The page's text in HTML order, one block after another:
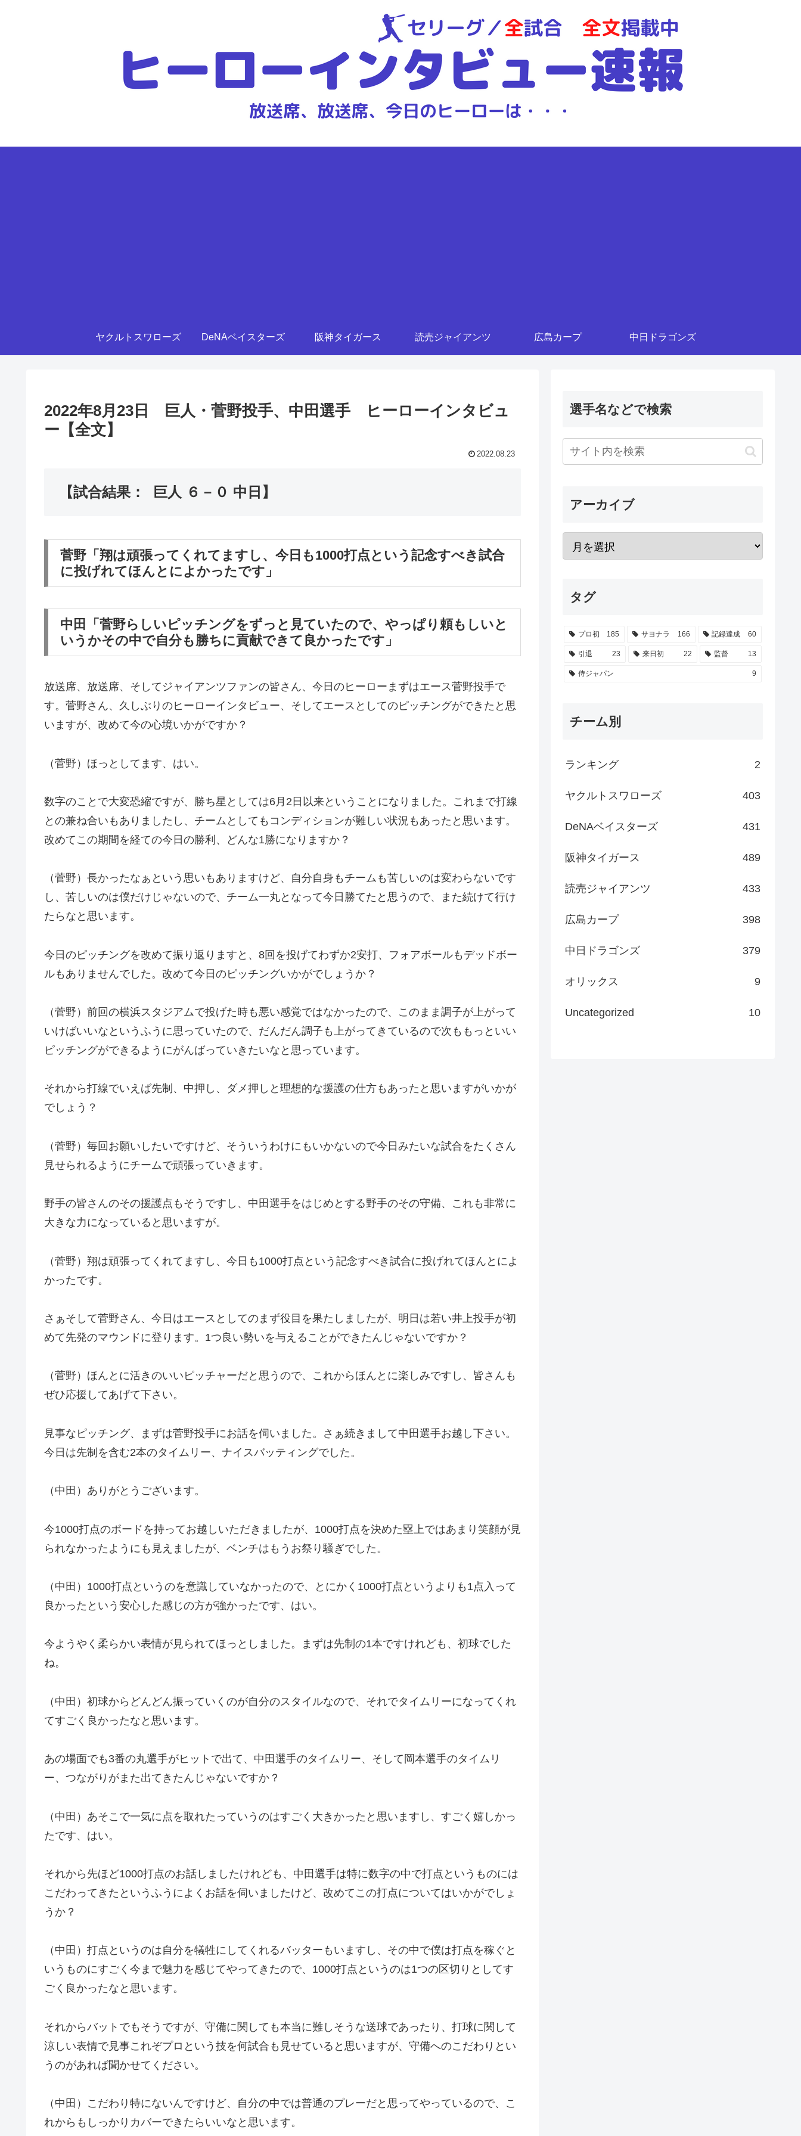
ヤクルトスワローズ DeNAベイスターズ 阪神タイガース 読売ジャイアンツ 広島カープ 中日ドラゴンズ
2022年8月23日 巨人・菅野投手、中田選手 ヒーローインタビュ
ー【全文】
2022.08.23
【試合結果： 巨人 ６－０ 中日】
菅野「翔は頑張ってくれてますし、今日も1000打点という記念すべき試合
に投げれてほんとによかったです」
中田「菅野らしいピッチングをずっと見ていたので、やっぱり頼もしいと
いうかその中で自分も勝ちに貢献できて良かったです」
放送席、放送席、そしてジャイアンツファンの皆さん、今日のヒーローまずはエース菅野投手で
す。菅野さん、久しぶりのヒーローインタビュー、そしてエースとしてのピッチングができたと思
いますが、改めて今の心境いかがですか？
（菅野）ほっとしてます、はい。
数字のことで大変恐縮ですが、勝ち星としては6月2日以来ということになりました。これまで打線
との兼ね合いもありましたし、チームとしてもコンディションが難しい状況もあったと思います。
改めてこの期間を経ての今日の勝利、どんな1勝になりますか？
（菅野）長かったなぁという思いもありますけど、自分自身もチームも苦しいのは変わらないです
し、苦しいのは僕だけじゃないので、チーム一丸となって今日勝てたと思うので、また続けて行け
たらなと思います。
今日のピッチングを改めて振り返りますと、8回を投げてわずか2安打、フォアボールもデッドボー
ルもありませんでした。改めて今日のピッチングいかがでしょうか？
（菅野）前回の横浜スタジアムで投げた時も悪い感覚ではなかったので、このまま調子が上がって
いけばいいなというふうに思っていたので、だんだん調子も上がってきているので次ももっといい
ピッチングができるようにがんばっていきたいなと思っています。
それから打線でいえば先制、中押し、ダメ押しと理想的な援護の仕方もあったと思いますがいかが
でしょう？
（菅野）毎回お願いしたいですけど、そういうわけにもいかないので今日みたいな試合をたくさん
見せられるようにチームで頑張っていきます。
野手の皆さんのその援護点もそうですし、中田選手をはじめとする野手のその守備、これも非常に
大きな力になっていると思いますが。
（菅野）翔は頑張ってくれてますし、今日も1000打点という記念すべき試合に投げれてほんとによ
かったです。
さぁそして菅野さん、今日はエースとしてのまず役目を果たしましたが、明日は若い井上投手が初
めて先発のマウンドに登ります。1つ良い勢いを与えることができたんじゃないですか？
（菅野）ほんとに活きのいいピッチャーだと思うので、これからほんとに楽しみですし、皆さんも
ぜひ応援してあげて下さい。
見事なピッチング、まずは菅野投手にお話を伺いました。さぁ続きまして中田選手お越し下さい。
今日は先制を含む2本のタイムリー、ナイスバッティングでした。
（中田）ありがとうございます。
今1000打点のボードを持ってお越しいただきましたが、1000打点を決めた塁上ではあまり笑顔が見
られなかったようにも見えましたが、ベンチはもうお祭り騒ぎでした。
（中田）1000打点というのを意識していなかったので、とにかく1000打点というよりも1点入って
良かったという安心した感じの方が強かったです、はい。
今ようやく柔らかい表情が見られてほっとしました。まずは先制の1本ですけれども、初球でした
ね。
（中田）初球からどんどん振っていくのが自分のスタイルなので、それでタイムリーになってくれ
てすごく良かったなと思います。
あの場面でも3番の丸選手がヒットで出て、中田選手のタイムリー、そして岡本選手のタイムリ
ー、つながりがまた出てきたんじゃないですか？
（中田）あそこで一気に点を取れたっていうのはすごく大きかったと思いますし、すごく嬉しかっ
たです、はい。
それから先ほど1000打点のお話しましたけれども、中田選手は特に数字の中で打点というものには
こだわってきたというふうによくお話を伺いましたけど、改めてこの打点についてはいかがでしょ
うか？
（中田）打点というのは自分を犠牲にしてくれるバッターもいますし、その中で僕は打点を稼ぐと
いうものにすごく今まで魅力を感じてやってきたので、1000打点というのは1つの区切りとしてす
ごく良かったなと思います。
それからバットでもそうですが、守備に関しても本当に難しそうな送球であったり、打球に関して
涼しい表情で見事これぞプロという技を何試合も見せていると思いますが、守備へのこだわりとい
うのがあれば聞かせてください。
（中田）こだわり特にないんですけど、自分の中では普通のプレーだと思ってやっているので、こ
れからもしっかりカバーできたらいいなと思います。
選手名などで検索
アーカイブ
タグ
プロ初 185 サヨナラ 166 記録達成 60
引退 23 来日初 22 監督 13
侍ジャパン 9
チーム別
ランキング 2
ヤクルトスワローズ 403
DeNAベイスターズ 431
阪神タイガース 489
読売ジャイアンツ 433
広島カープ 398
中日ドラゴンズ 379
オリックス 9
Uncategorized 10